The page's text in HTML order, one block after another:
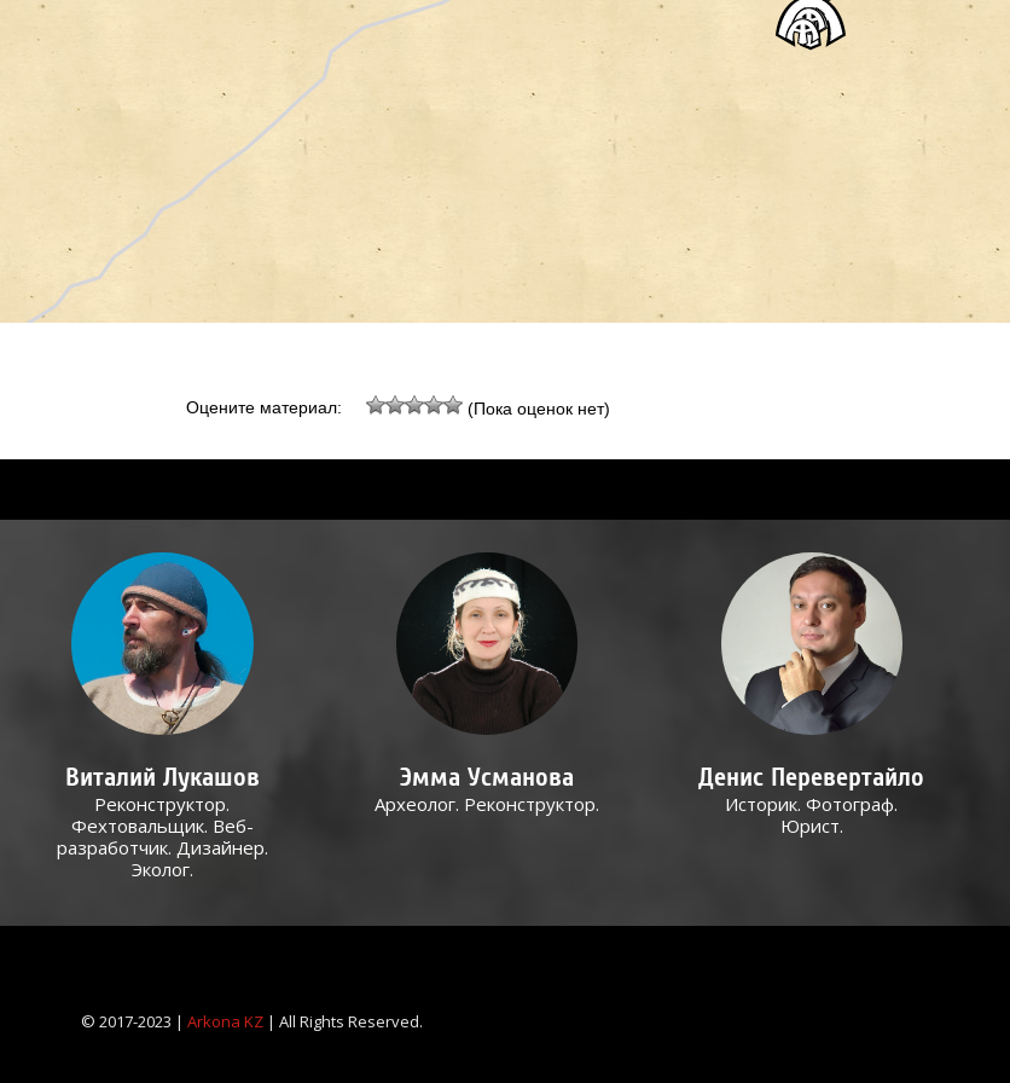
Оцените материал: (Пока оценок нет)
Виталий Лукашов
Реконструктор.
Фехтовальщик. Веб-
разработчик. Дизайнер.
Эколог.
Эмма Усманова
Археолог. Реконструктор.
Денис Перевертайло
Историк. Фотограф.
Юрист.
© 2017-2023 |Arkona KZ | All Rights Reserved.